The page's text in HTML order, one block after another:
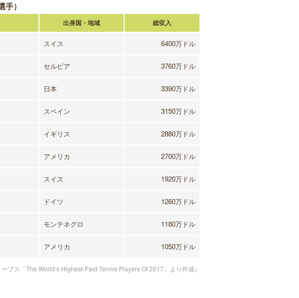
）
出身国・地域 総収入
スイス 6400万ドル
セルビア 3760万ドル
日本 3390万ドル
スペイン 3150万ドル
イギリス 2880万ドル
アメリカ 2700万ドル
スイス 1920万ドル
ドイツ 1260万ドル
モンテネグロ 1180万ドル
アメリカ 1050万ドル
ーブス「The World’s Highest-Paid Tennis Players Of 2017」より作成）